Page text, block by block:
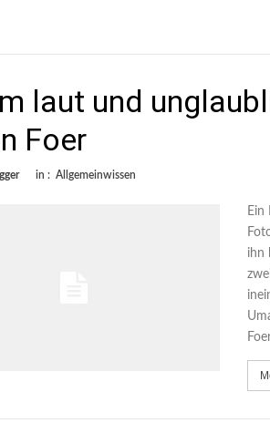
laut und
Foer
in : Allgemeinwissen
Ein
ihn